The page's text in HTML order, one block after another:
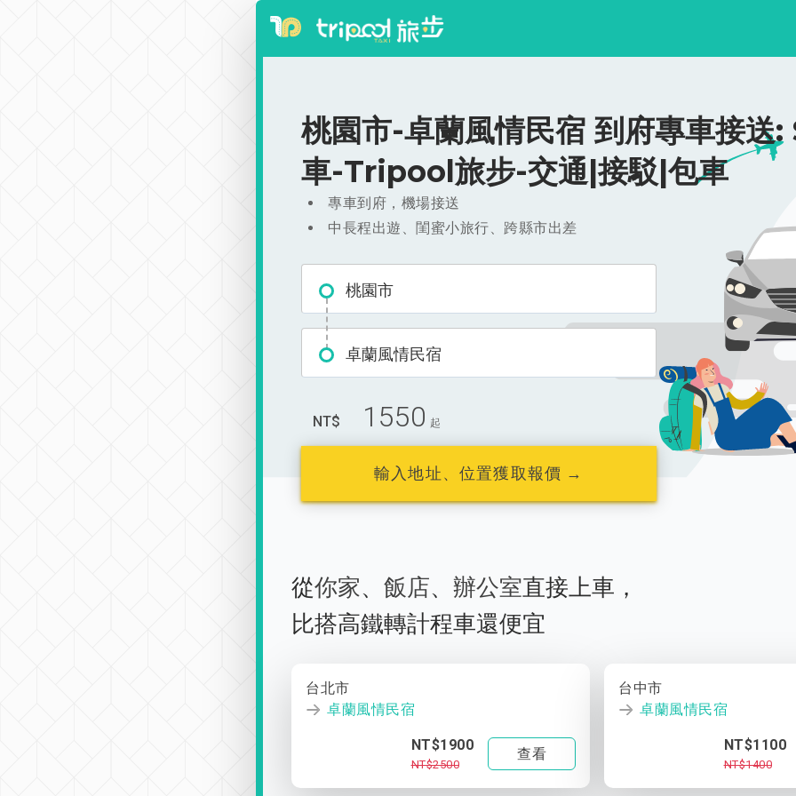
桃園市-卓蘭風情民宿 到府專車接送
車-Tripool旅步-交通|接駁|包車
專車到府，機場接送
中長程出遊、閨蜜小旅行、跨縣市出差
桃園市
卓蘭風情民宿
NT$ 1550 起
輸入地址、位置獲取報價 →
從你家、 飯店、 辦公室直接上車，
比搭高鐵轉計程車還便宜
台北市
卓蘭風情民宿
NT$1900
NT$2500
查看
台中市
卓蘭風情民宿
NT$1100
NT$1400